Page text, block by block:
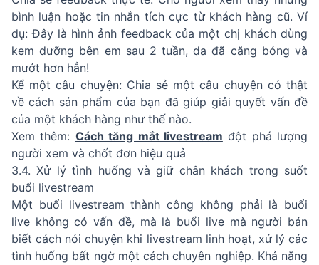
bình luận hoặc tin nhắn tích cực từ khách hàng cũ. Ví
dụ: Đây là hình ảnh feedback của một chị khách dùng
kem dưỡng bên em sau 2 tuần, da đã căng bóng và
mướt hơn hẳn!
Kể một câu chuyện: Chia sẻ một câu chuyện có thật
về cách sản phẩm của bạn đã giúp giải quyết vấn đề
của một khách hàng như thế nào.
Xem thêm: Cách tăng mắt livestream đột phá lượng
người xem và chốt đơn hiệu quả
3.4. Xử lý tình huống và giữ chân khách trong suốt
buổi livestream
Một buổi livestream thành công không phải là buổi
live không có vấn đề, mà là buổi live mà người bán
biết cách nói chuyện khi livestream linh hoạt, xử lý các
tình huống bất ngờ một cách chuyên nghiệp. Khả năng